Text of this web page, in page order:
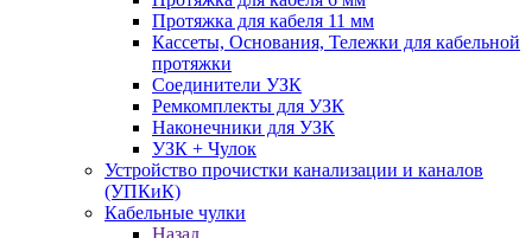
Протяжка для кабеля 11 мм
Кассеты, Основания, Тележки для кабельной
протяжки
Соединители УЗК
Ремкомплекты для УЗК
Наконечники для УЗК
УЗК + Чулок
Устройство прочистки канализации и каналов
(УПКиК)
Кабельные чулки
Назад